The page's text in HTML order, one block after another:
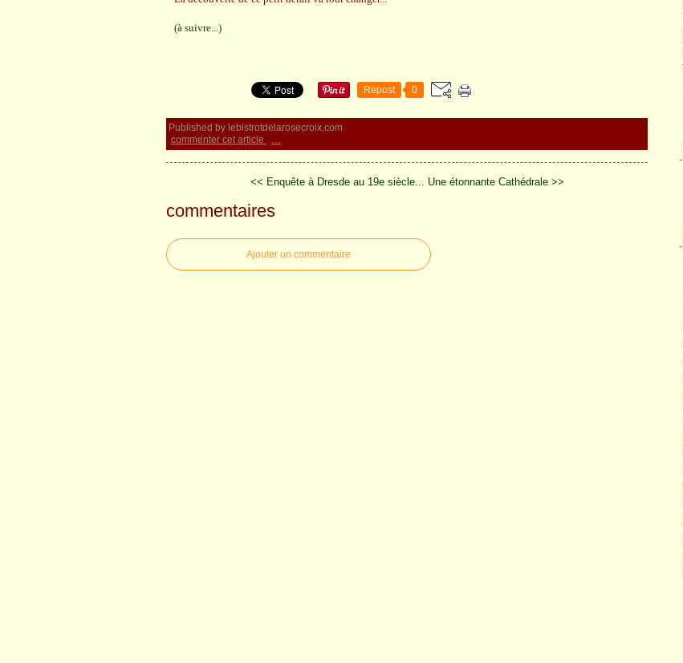
(à suivre...)
Repost 0
Published by lebistrotdelarosecroix.com
commenter cet article
…
<< Enquête à Dresde au 19e siècle... Une étonnante Cathédrale >>
commentaires
Ajouter un commentaire